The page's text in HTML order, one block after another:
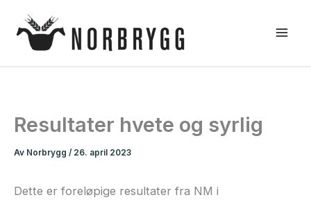
rett
Resultater hvete og syrlig
Av Norbrygg / 26. april 2023
Dette er foreløpige resultater fra NM i